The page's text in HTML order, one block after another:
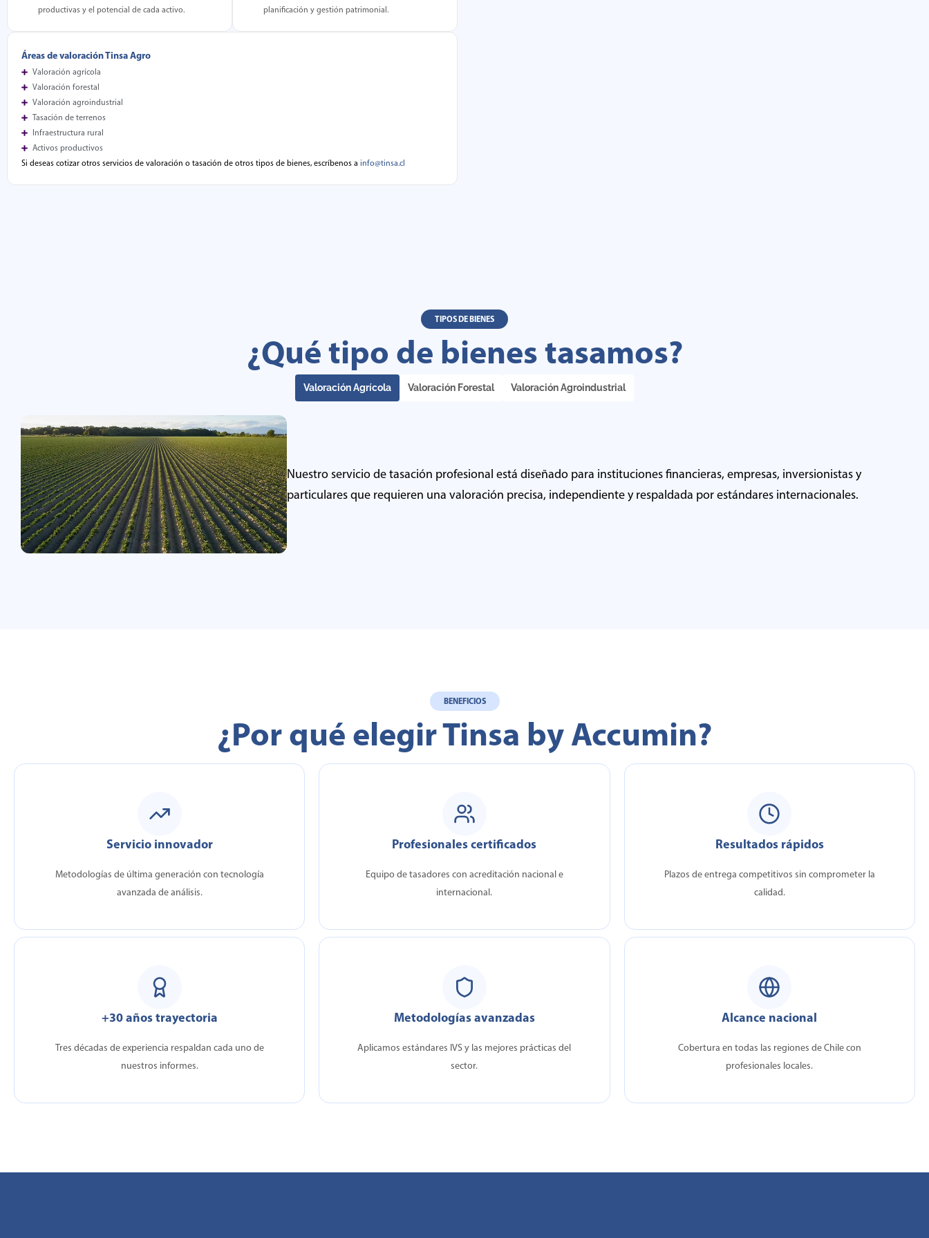
productivas y el potencial de cada activo.
planificación y gestión patrimonial.
Áreas de valoración Tinsa Agro
Valoración agrícola
Valoración forestal
Valoración agroindustrial
Tasación de terrenos
Infraestructura rural
Activos productivos
Si deseas cotizar otros servicios de valoración o tasación de otros tipos de bienes, escríbenos a info@tinsa.cl
TIPOS DE BIENES
¿Qué tipo de bienes tasamos?
Valoración Agrícola Valoración Forestal Valoración Agroindustrial
Nuestro servicio de tasación profesional está diseñado para instituciones financieras, empresas, inversionistas y
particulares que requieren una valoración precisa, independiente y respaldada por estándares internacionales.
BENEFICIOS
¿Por qué elegir Tinsa by Accumin?
Servicio innovador
Metodologías de última generación con tecnología
avanzada de análisis.
Profesionales certificados
Equipo de tasadores con acreditación nacional e
internacional.
Resultados rápidos
Plazos de entrega competitivos sin comprometer la
calidad.
+30 años trayectoria
Tres décadas de experiencia respaldan cada uno de
nuestros informes.
Metodologías avanzadas
Aplicamos estándares IVS y las mejores prácticas del
sector.
Alcance nacional
Cobertura en todas las regiones de Chile con
profesionales locales.